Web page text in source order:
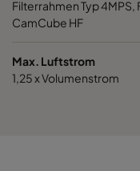
Filterrahmen Typ 4MPS,
CamCube HF
Max. Luftstrom
1,25 x Volumenstrom